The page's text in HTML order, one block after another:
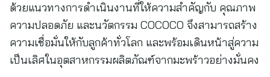
ด้วยแนวทางการดำเนินงานที่ให้ความสำคัญกับ คุณภาพ
ความปลอดภัย และนวัตกรรม COCOCO จึงสามารถสร้าง
ความเชื่อมั่นให้กับลูกค้าทั่วโลก และพร้อมเดินหน้าสู่ความ
เป็นเลิศในอุตสาหกรรมผลิตภัณฑ์จากมะพร้าวอย่างมั่นคง